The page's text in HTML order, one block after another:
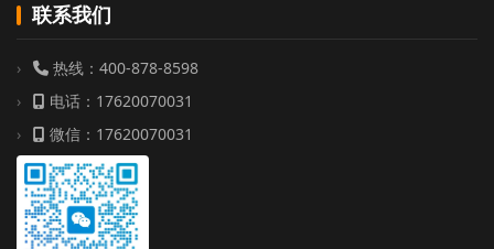
联系我们
热线：400-878-8598
电话：17620070031
微信：17620070031